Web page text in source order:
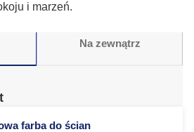
i marzeń.
Na zewnątrz
farba do ścian